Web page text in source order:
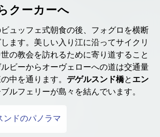
クーカーへ
ュッフェ式朝食の後、フォグロを横断
ます。美しい入り江に沿ってサイクリ
の教会を訪れるために寄り道すること
ビーからオーヴェローへの道は交通量
中を通ります。 デゲルスンド橋と エン
ルフェリーが島々を結んでいます。
ンドのパノラマ